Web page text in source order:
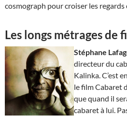
cosmograph pour croiser les regards
Les longs métrages de
Stéphane
directeur du
Kalinka. C’est
le film Cabaret
que quand il
cabaret à lui.